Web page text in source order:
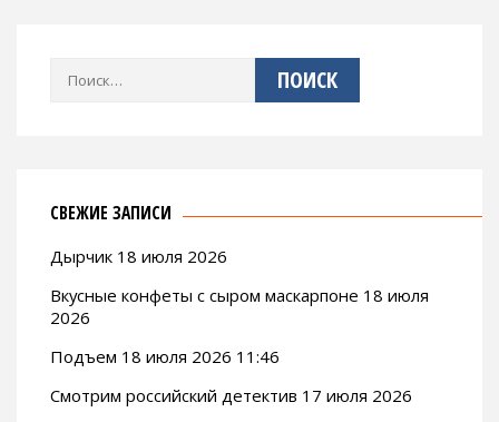
Найти:
СВЕЖИЕ ЗАПИСИ
Дырчик 18 июля 2026
Вкусные конфеты с сыром маскарпоне 18 июля
2026
Подъем 18 июля 2026 11:46
Смотрим российский детектив 17 июля 2026